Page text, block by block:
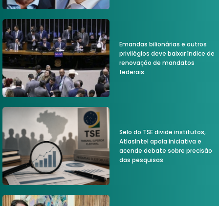
Emandas bilionárias e outros
privilégios deve baixar índice de
renovação de mandatos
federais
Selo do TSE divide institutos;
AtlasIntel apoia iniciativa e
acende debate sobre precisão
das pesquisas